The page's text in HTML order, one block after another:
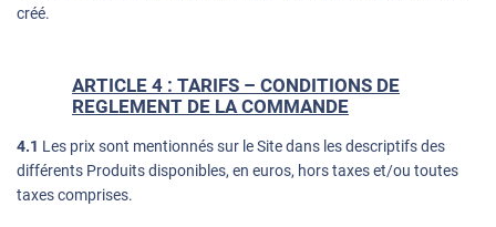
créé.
ARTICLE 4 : TARIFS – CONDITIONS DE
REGLEMENT DE LA COMMANDE
4.1 Les prix sont mentionnés sur le Site dans les descriptifs des
différents Produits disponibles, en euros, hors taxes et/ou toutes
taxes comprises.